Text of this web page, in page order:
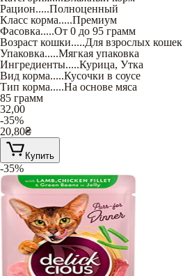
Рацион.....Полноценный
Класс корма.....Премиум
Фасовка.....От 0 до 95 грамм
Возраст кошки.....Для взрослых кошек
Упаковка.....Мягкая упаковка
Ингредиенты.....Курица, Утка
Вид корма.....Кусочки в соусе
Тип корма.....На основе мяса
85 грамм
32,00
-35%
20,80₴
Купить
-35%